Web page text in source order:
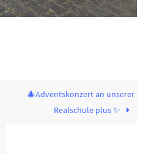
🎄Adventskonzert an unserer
Realschule plus ✨